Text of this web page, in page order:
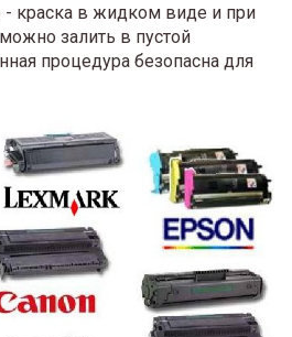
- краска в жидком виде и при
залить в пустой
процедура безопасна для